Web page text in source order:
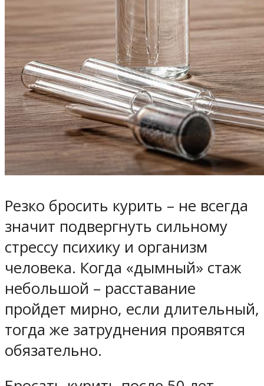
Резко бросить курить – не всегда
значит подвергнуть сильному
стрессу психику и организм
человека. Когда «дымный» стаж
небольшой – расставание
пройдет мирно, если длительный,
тогда же затруднения проявятся
обязательно.